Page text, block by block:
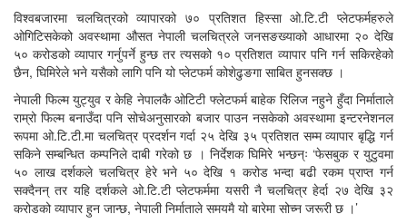
विश्वबजारमा चलचित्रको व्यापारको ७० प्रतिशत हिस्सा ओ.टि.टी प्लेटफर्महरुले
ओगिटिसकेको अवस्थामा औसत नेपाली चलचित्रले जनसङख्याको आधारमा २० देखि
५० करोडको व्यापार गर्नुपर्ने हुन्छ तर त्यसको १० प्रतिशत व्यापार पनि गर्न सकिरहेको
छैन, घिमिरेले भने यसैको लागि पनि यो प्लेटफर्म कोशेढुङगा साबित हुनसक्छ ।
नेपाली फिल्म युट्युव र केहि नेपालकै ओटिटी फ्लेटफर्म बाहेक रिलिज नहुने हुँदा निर्माताले
राम्रो फिल्म बनाउँदा पनि सोचेअनुसारको बजार पाउन नसकेको अवस्थामा इन्टरनेशनल
रूपमा ओ.टि.टी.मा चलचित्र प्रदर्शन गर्दा २५ देखि ३५ प्रतिशत सम्म व्यापार बृद्धि गर्न
सकिने सम्बन्धित कम्पनिले दाबी गरेको छ । निर्देशक घिमिरे भन्छन्ः ‘फेसबुक र युटुवमा
५० लाख दर्शकले चलचित्र हेरे भने ५० देखि १ करोड भन्दा बढी रकम प्राप्त गर्न
सक्दैनन् तर यहि दर्शकले ओ.टि.टी प्लेटफर्ममा यसरी नै चलचित्र हेर्दा २७ देखि ३२
करोडको व्यापार हुन जान्छ, नेपाली निर्माताले समयमै यो बारेमा सोच्न जरूरी छ ।’